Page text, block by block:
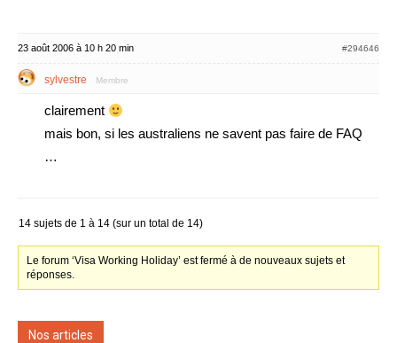
23 août 2006 à 10 h 20 min #294646
sylvestre Membre
clairement
mais bon, si les australiens ne savent pas faire de FAQ
…
14 sujets de 1 à 14 (sur un total de 14)
Le forum ‘Visa Working Holiday’ est fermé à de nouveaux sujets et
réponses.
Nos articles